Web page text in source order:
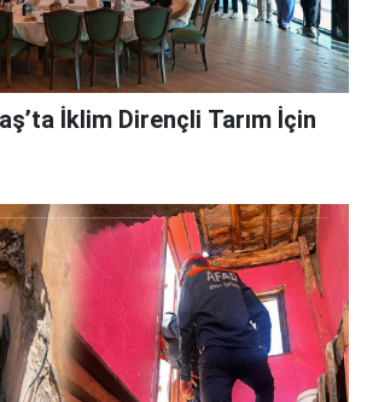
İklim Dirençli Tarım İçin